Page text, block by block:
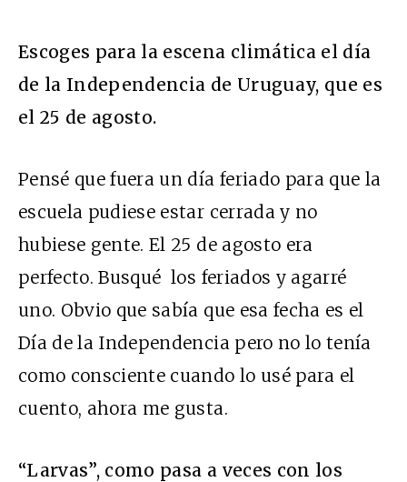
Escoges para la escena climática el día
de la Independencia de Uruguay, que es
el 25 de agosto.
Pensé que fuera un día feriado para que la
escuela pudiese estar cerrada y no
hubiese gente. El 25 de agosto era
perfecto. Busqué los feriados y agarré
uno. Obvio que sabía que esa fecha es el
Día de la Independencia pero no lo tenía
como consciente cuando lo usé para el
cuento, ahora me gusta.
“Larvas”, como pasa a veces con los